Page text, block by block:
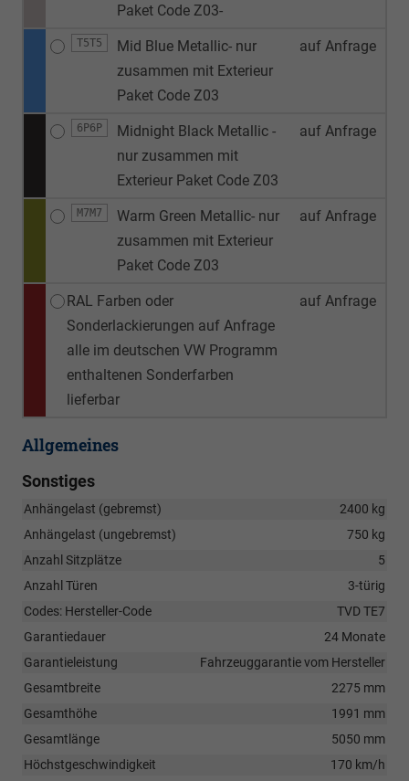
Paket Code Z03-
T5T5
Mid Blue Metallic- nur
zusammen mit Exterieur
Paket Code Z03
auf Anfrage
6P6P
Midnight Black Metallic -
nur zusammen mit
Exterieur Paket Code Z03
auf Anfrage
M7M7
Warm Green Metallic- nur
zusammen mit Exterieur
Paket Code Z03
auf Anfrage
RAL Farben oder
Sonderlackierungen auf Anfrage
alle im deutschen VW Programm
enthaltenen Sonderfarben
lieferbar
auf Anfrage
Allgemeines
Sonstiges
Anhängelast (gebremst)
2400 kg
Anhängelast (ungebremst)
750 kg
Anzahl Sitzplätze
5
Anzahl Türen
3-türig
Codes: Hersteller-Code
TVD TE7
Garantiedauer
24 Monate
Garantieleistung
Fahrzeuggarantie vom Hersteller
Gesamtbreite
2275 mm
Gesamthöhe
1991 mm
Gesamtlänge
5050 mm
Höchstgeschwindigkeit
170 km/h